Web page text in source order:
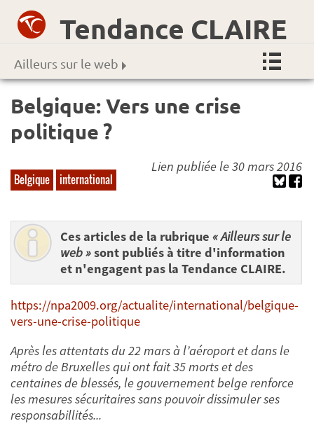
Tendance CLAIRE
Ailleurs sur le web
Belgique: Vers une crise
politique ?
Belgique international
Lien publiée le 30 mars 2016
Ces articles de la rubrique « Ailleurs sur le
web »sont publiés à titre d'information
et n'engagent pas la Tendance CLAIRE.
https://npa2009.org/actualite/international/belgique-
vers-une-crise-politique
Après les attentats du 22 mars à l’aéroport et dans le
métro de Bruxelles qui ont fait 35 morts et des
centaines de blessés, le gouvernement belge renforce
les mesures sécuritaires sans pouvoir dissimuler ses
responsabillités...